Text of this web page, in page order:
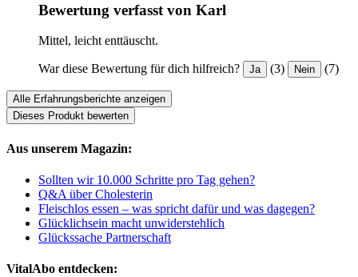
Bewertung verfasst von Karl
Mittel, leicht enttäuscht.
War diese Bewertung für dich hilfreich? Ja (3) Nein (7)
Alle Erfahrungsberichte anzeigen
Dieses Produkt bewerten
Aus unserem Magazin:
Sollten wir 10.000 Schritte pro Tag gehen?
Q&A über Cholesterin
Fleischlos essen – was spricht dafür und was dagegen?
Glücklichsein macht unwiderstehlich
Glückssache Partnerschaft
VitalAbo entdecken: